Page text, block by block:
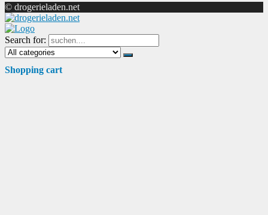
© drogerieladen.net
Search for:
Shopping cart